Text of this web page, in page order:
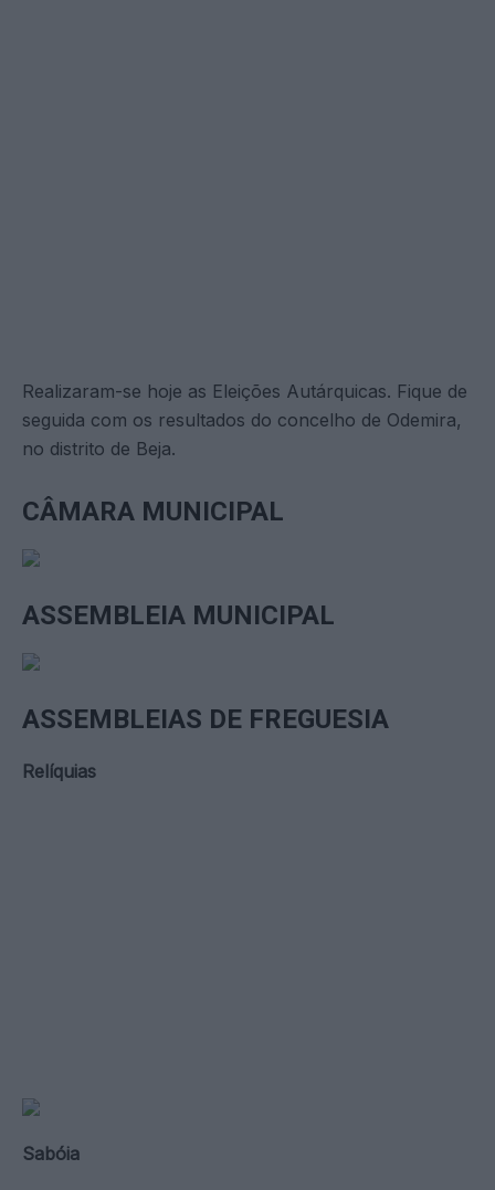
Realizaram-se hoje as Eleições Autárquicas. Fique de
seguida com os resultados do concelho de Odemira,
no distrito de Beja.
CÂMARA MUNICIPAL
ASSEMBLEIA MUNICIPAL
ASSEMBLEIAS DE FREGUESIA
Relíquias
Sabóia